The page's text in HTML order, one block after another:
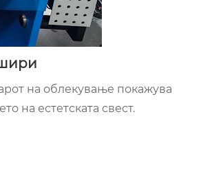
на облекување покажува
на естетската свест.